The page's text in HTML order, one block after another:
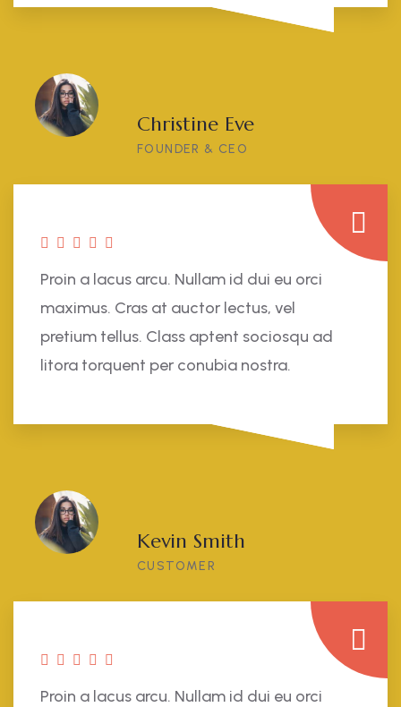
Christine Eve
FOUNDER & CEO
Proin a lacus arcu. Nullam id dui eu orci
maximus. Cras at auctor lectus, vel
pretium tellus. Class aptent sociosqu ad
litora torquent per conubia nostra.
Kevin Smith
CUSTOMER
Proin a lacus arcu. Nullam id dui eu orci